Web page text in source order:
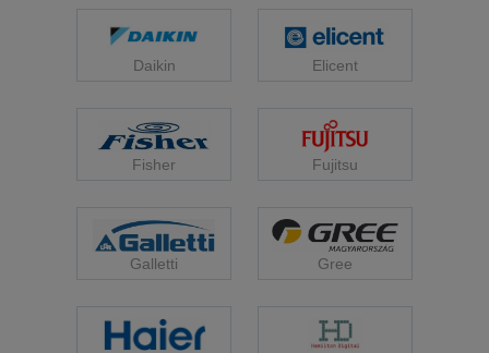
Daikin Elicent
Fisher Fujitsu
Galletti Gree